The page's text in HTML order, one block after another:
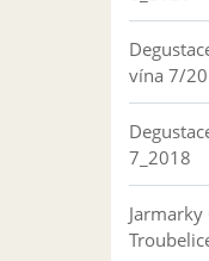
vína 7/
7_2018